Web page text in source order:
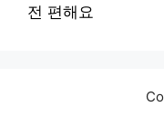
전 편해요